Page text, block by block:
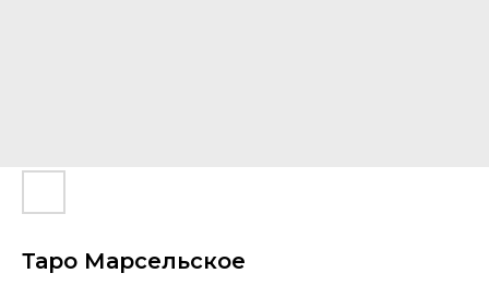
Таро Марсельское